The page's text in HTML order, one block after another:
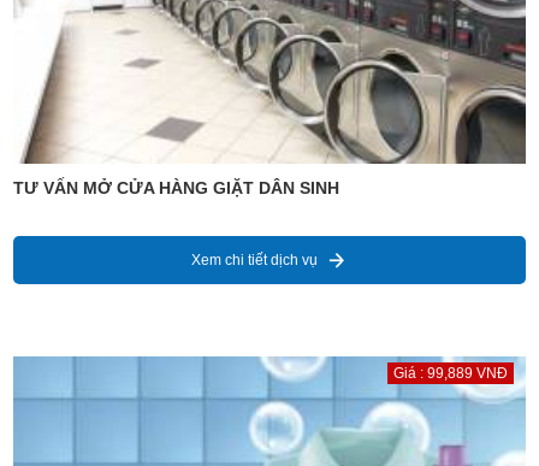
TƯ VẤN MỞ CỬA HÀNG GIẶT DÂN SINH
Xem chi tiết dịch vụ
Giá : 99,889 VNĐ